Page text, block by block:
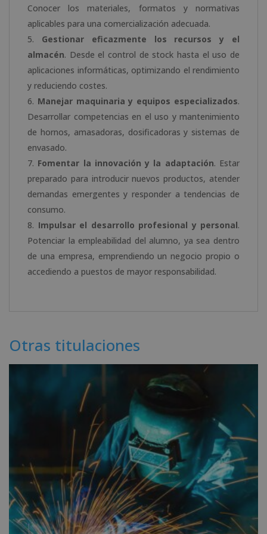
Conocer los materiales, formatos y normativas
aplicables para una comercialización adecuada.
Gestionar eficazmente los recursos y el
almacén. Desde el control de stock hasta el uso de
aplicaciones informáticas, optimizando el rendimiento
y reduciendo costes.
Manejar maquinaria y equipos especializados.
Desarrollar competencias en el uso y mantenimiento
de hornos, amasadoras, dosificadoras y sistemas de
envasado.
Fomentar la innovación y la adaptación. Estar
preparado para introducir nuevos productos, atender
demandas emergentes y responder a tendencias de
consumo.
Impulsar el desarrollo profesional y personal.
Potenciar la empleabilidad del alumno, ya sea dentro
de una empresa, emprendiendo un negocio propio o
accediendo a puestos de mayor responsabilidad.
Otras titulaciones